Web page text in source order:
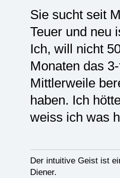
Sie sucht seit
Teuer und neu
Ich, will nicht
Monaten das
Mittlerweile
haben. Ich
weiss ich was
Der intuitive Geist ist
Diener.